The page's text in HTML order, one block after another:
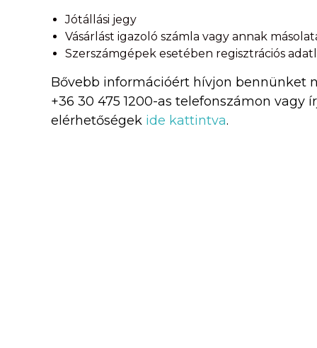
Jótállási jegy
Vásárlást igazoló számla vagy annak
Szerszámgépek esetében regisztrációs
Bővebb információért hívjon bennünket
+36 30 475 1200-as telefonszámon vagy
elérhetőségek ide kattintva.